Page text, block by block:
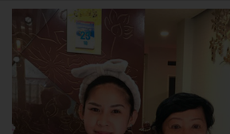
ngược nhận được những cơ may để từng bước
diễn”.